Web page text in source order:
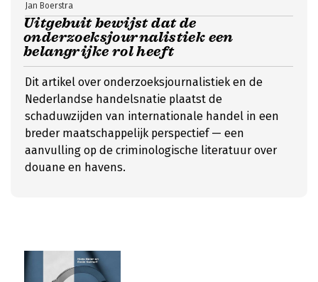
Uitgebuit bewijst dat de
onderzoeksjournalistiek een
belangrijke rol heeft
Jan Boerstra
Dit artikel over onderzoeksjournalistiek en de
Nederlandse handelsnatie plaatst de
schaduwzijden van internationale handel in een
breder maatschappelijk perspectief — een
aanvulling op de criminologische literatuur over
douane en havens.